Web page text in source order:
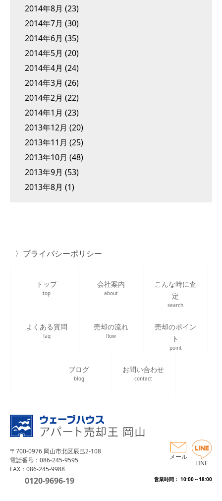
2014年8月 (23)
2014年7月 (30)
2014年6月 (35)
2014年5月 (20)
2014年4月 (24)
2014年3月 (26)
2014年2月 (22)
2014年1月 (23)
2013年12月 (20)
2013年11月 (25)
2013年10月 (48)
2013年9月 (53)
2013年8月 (1)
プライバシーポリシー
トップ
top
会社案内
about
こんな時に査
定
search
よくある質問
faq
売却の流れ
flow
売却のポイン
ト
point
ブログ
blog
お問い合わせ
contact
〒700-0976 岡山市北区辰巳2-108
電話番号：086-245-9595
FAX：086-245-9988
0120-9696-19 営業時間： 10:00～18:00
メール
LINE